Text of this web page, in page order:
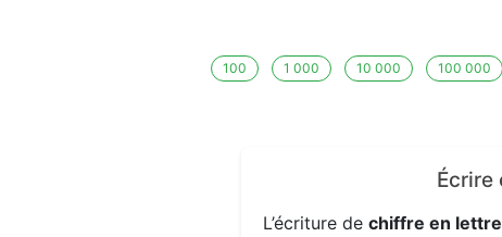
100 1 000 10 000 100 000
Écrire
L’écriture de chiffre en lettre